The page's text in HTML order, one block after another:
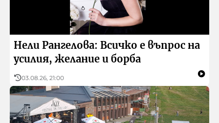
Нели Рангелова: Всичко е въпрос на
усилия, желание и борба
03.08.26, 21:00